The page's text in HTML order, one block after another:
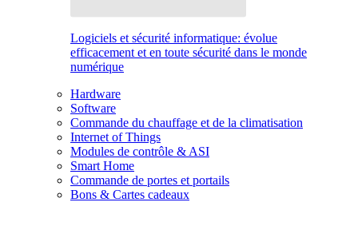
Logiciels et sécurité informatique: évolue
efficacement et en toute sécurité dans le monde
numérique
Hardware
Software
Commande du chauffage et de la climatisation
Internet of Things
Modules de contrôle & ASI
Smart Home
Commande de portes et portails
Bons & Cartes cadeaux